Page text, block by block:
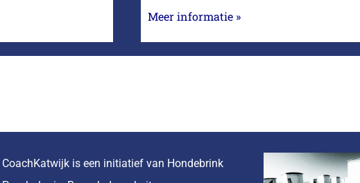
Meer informatie »
CoachKatwijk is een initiatief van Hondebrink